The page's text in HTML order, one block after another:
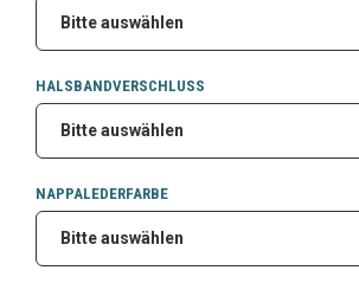
HALSBANDVERSCHLUSS
NAPPALEDERFARBE